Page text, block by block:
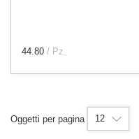
44.80 / Pz.
Oggetti per pagina 12